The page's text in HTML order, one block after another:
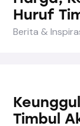
Huruf
Berita &
Timbul